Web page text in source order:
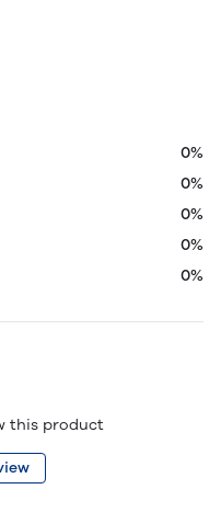
0%
0%
0%
0%
0%
this product